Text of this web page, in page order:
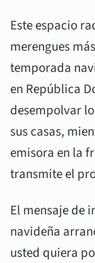
Este espacio
merengues
temporada
en República
desempolvar
sus casas,
emisora en la
transmite el
El mensaje de
navideña
usted quiera